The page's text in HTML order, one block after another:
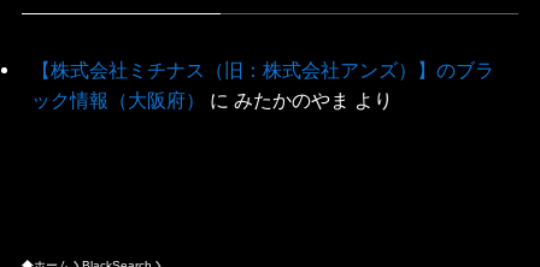
【株式会社ミチナス（旧：株式会社アンズ）】のブラ
ック情報（大阪府）
に みたかのやま より